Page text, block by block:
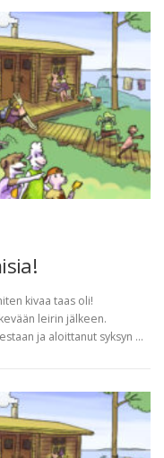
kivaa taas oli!
leirin jälkeen.
ja aloittanut syksyn …